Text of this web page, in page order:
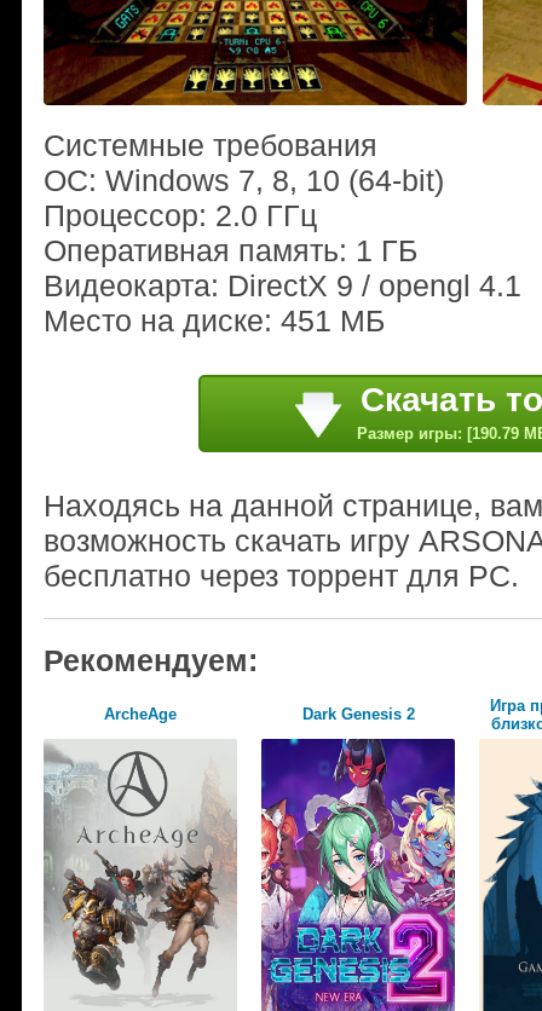
Системные требования
ОС: Windows 7, 8, 10 (64-bit)
Процессор: 2.0 ГГц
Оперативная память: 1 ГБ
Видеокарта: DirectX 9 / opengl 4.1
Место на диске: 451 МБ
Скачать
Размер игры: [190.79
Находясь на данной странице,
возможность скачать игру
бесплатно через торрент для PC.
Рекомендуем:
ArcheAge Dark Genesis 2
Игра